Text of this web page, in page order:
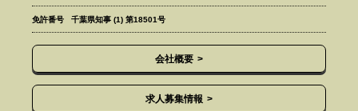
免許番号 千葉県知事 (1) 第18501号
会社概要
求人募集情報